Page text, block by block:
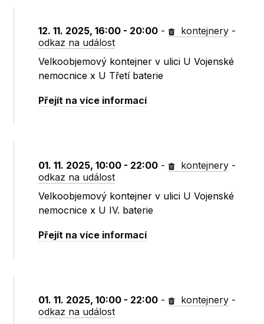
12. 11. 2025, 16:00 - 20:00 - kontejnery -
odkaz na událost
Velkoobjemový kontejner v ulici U Vojenské
nemocnice x U Třetí baterie
Přejít na více informací
01. 11. 2025, 10:00 - 22:00 - kontejnery -
odkaz na událost
Velkoobjemový kontejner v ulici U Vojenské
nemocnice x U IV. baterie
Přejít na více informací
01. 11. 2025, 10:00 - 22:00 - kontejnery -
odkaz na událost